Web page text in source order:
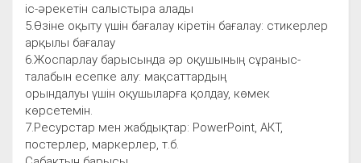
іс-әрекетін салыстыра алады
5.Өзіне оқыту үшін бағалау кіретін бағалау: стикерлер
арқылы бағалау
6.Жоспарлау барысында әр оқушының сұраныс-
талабын есепке алу: мақсаттардың
орындалуы үшін оқушыларға қолдау, көмек
көрсетемін.
7.Ресурстар мен жабдықтар: PowerPoint, АКТ,
постерлер, маркерлер, т.б.